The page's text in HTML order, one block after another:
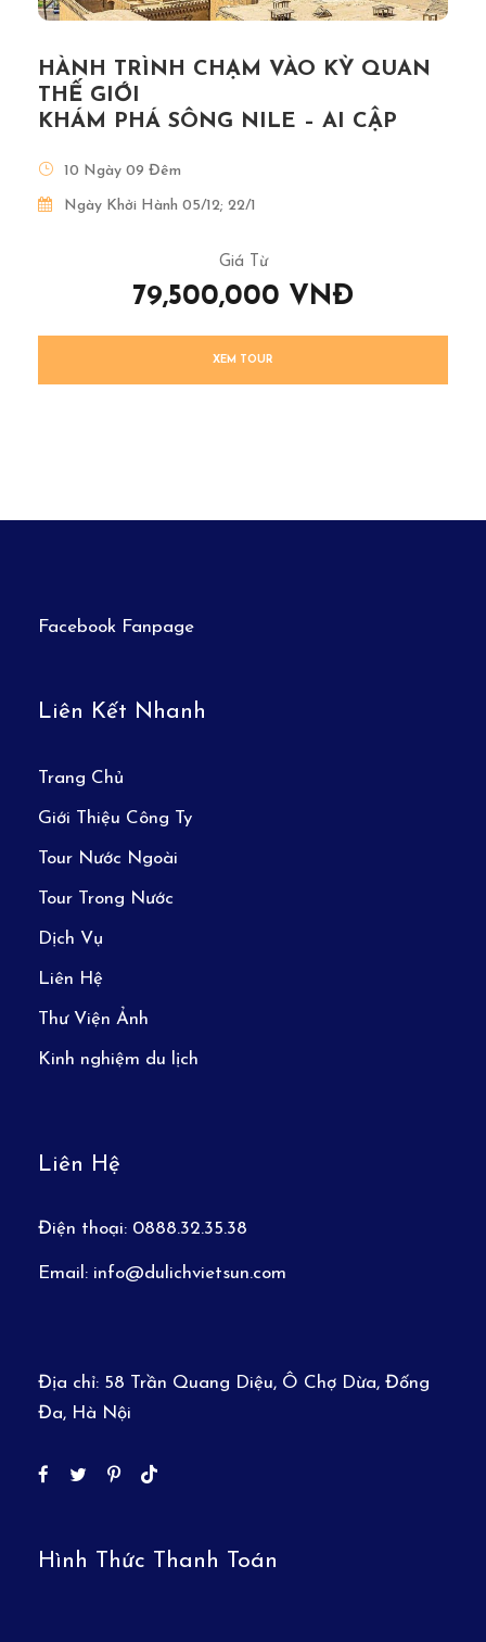
HÀNH TRÌNH CHẠM VÀO KỲ QUAN
THẾ GIỚI
KHÁM PHÁ SÔNG NILE – AI CẬP
10 Ngày 09 Đêm
Ngày Khởi Hành 05/12; 22/1
Giá Từ
79,500,000 VNĐ
XEM TOUR
Facebook Fanpage
Liên Kết Nhanh
Trang Chủ
Giới Thiệu Công Ty
Tour Nước Ngoài
Tour Trong Nước
Dịch Vụ
Liên Hệ
Thư Viện Ảnh
Kinh nghiệm du lịch
Liên Hệ
Điện thoại: 0888.32.35.38
Email: info@dulichvietsun.com
Địa chỉ: 58 Trần Quang Diệu, Ô Chợ Dừa, Đống
Đa, Hà Nội
Hình Thức Thanh Toán